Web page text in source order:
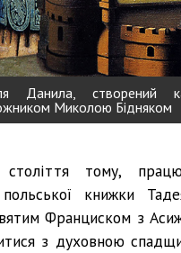
Данила, створений
Миколою Бідняком
тому,
книжки
Франциском з
з духовною